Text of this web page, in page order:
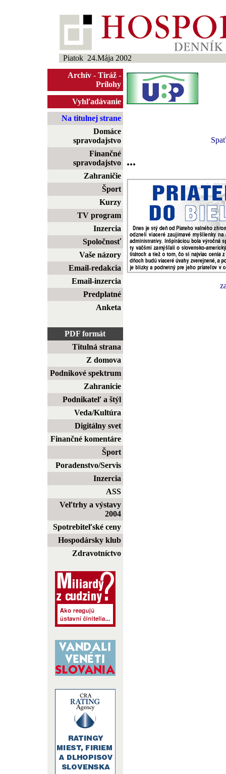
Piatok 24.Mája 2002
Archív- Tiráž-
Prílohy
Vyhľadávanie
Na titulnej strane
Domáce
spravodajstvo
Finančné
spravodajstvo
Zahraničie
Šport
Kurzy
TV program
Inzercia
Spoločnosť
Vaše názory
Email-redakcia
Email-inzercia
Predplatné
Anketa
PDF formát
Titulná strana
Z domova
Podnikové spektrum
Zahranicie
Podnikateľ a štýl
Veda/Kultúra
Digitálny svet
Finančné komentáre
Šport
Poradenstvo/Servis
Inzercia
ASS
Veľtrhy a výstavy
2004
Spotrebiteľské ceny
Hospodársky klub
Zdravotníctvo
Spať
...